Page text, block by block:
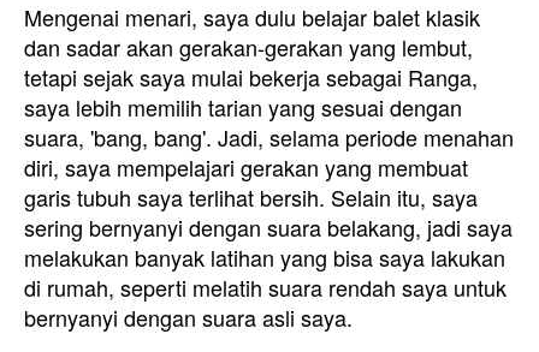
Mengenai menari, saya dulu belajar balet klasik
dan sadar akan gerakan-gerakan yang lembut,
tetapi sejak saya mulai bekerja sebagai Ranga,
saya lebih memilih tarian yang sesuai dengan
suara, 'bang, bang'. Jadi, selama periode menahan
diri, saya mempelajari gerakan yang membuat
garis tubuh saya terlihat bersih. Selain itu, saya
sering bernyanyi dengan suara belakang, jadi saya
melakukan banyak latihan yang bisa saya lakukan
di rumah, seperti melatih suara rendah saya untuk
bernyanyi dengan suara asli saya.